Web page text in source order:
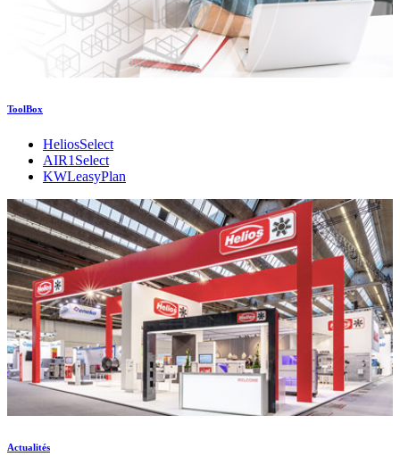
ToolBox
HeliosSelect
AIR1Select
KWLeasyPlan
Actualités